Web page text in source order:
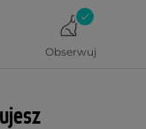
Obserwuj